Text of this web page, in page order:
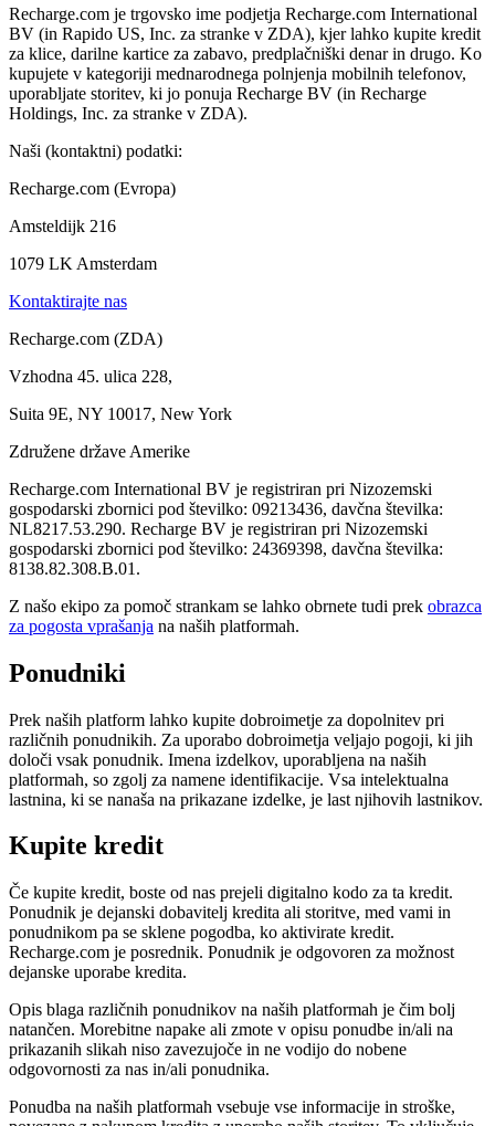
Recharge.com je trgovsko ime podjetja Recharge.com International
BV (in Rapido US, Inc. za stranke v ZDA), kjer lahko kupite kredit
za klice, darilne kartice za zabavo, predplačniški denar in drugo. Ko
kupujete v kategoriji mednarodnega polnjenja mobilnih telefonov,
uporabljate storitev, ki jo ponuja Recharge BV (in Recharge
Holdings, Inc. za stranke v ZDA).
Naši (kontaktni) podatki:
Recharge.com (Evropa)
Amsteldijk 216
1079 LK Amsterdam
Kontaktirajte nas
Recharge.com (ZDA)
Vzhodna 45. ulica 228,
Suita 9E, NY 10017, New York
Združene države Amerike
Recharge.com International BV je registriran pri Nizozemski
gospodarski zbornici pod številko: 09213436, davčna številka:
NL8217.53.290. Recharge BV je registriran pri Nizozemski
gospodarski zbornici pod številko: 24369398, davčna številka:
8138.82.308.B.01.
Z našo ekipo za pomoč strankam se lahko obrnete tudi prek obrazca
za pogosta vprašanja na naših platformah.
Ponudniki
Prek naših platform lahko kupite dobroimetje za dopolnitev pri
različnih ponudnikih. Za uporabo dobroimetja veljajo pogoji, ki jih
določi vsak ponudnik. Imena izdelkov, uporabljena na naših
platformah, so zgolj za namene identifikacije. Vsa intelektualna
lastnina, ki se nanaša na prikazane izdelke, je last njihovih lastnikov.
Kupite kredit
Če kupite kredit, boste od nas prejeli digitalno kodo za ta kredit.
Ponudnik je dejanski dobavitelj kredita ali storitve, med vami in
ponudnikom pa se sklene pogodba, ko aktivirate kredit.
Recharge.com je posrednik. Ponudnik je odgovoren za možnost
dejanske uporabe kredita.
Opis blaga različnih ponudnikov na naših platformah je čim bolj
natančen. Morebitne napake ali zmote v opisu ponudbe in/ali na
prikazanih slikah niso zavezujoče in ne vodijo do nobene
odgovornosti za nas in/ali ponudnika.
Ponudba na naših platformah vsebuje vse informacije in stroške,